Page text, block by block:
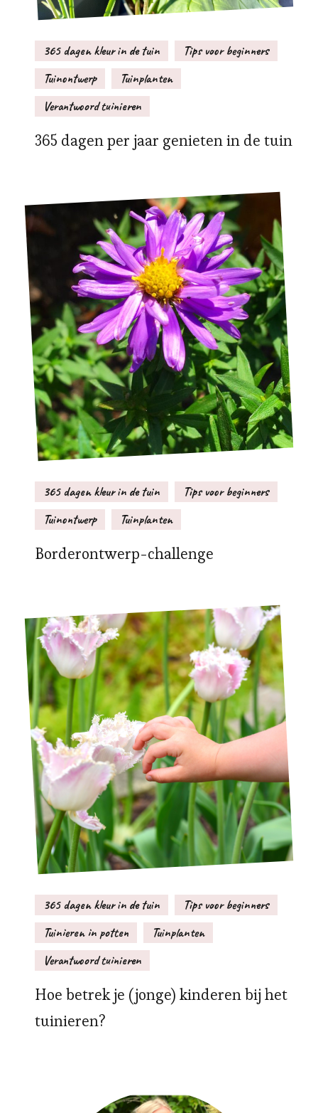
365 dagen kleur in de tuin
Tips voor beginners
Tuinontwerp
Tuinplanten
Verantwoord tuinieren
365 dagen per jaar genieten in de tuin
365 dagen kleur in de tuin
Tips voor beginners
Tuinontwerp
Tuinplanten
Borderontwerp-challenge
365 dagen kleur in de tuin
Tips voor beginners
Tuinieren in potten
Tuinplanten
Verantwoord tuinieren
Hoe betrek je (jonge) kinderen bij het
tuinieren?